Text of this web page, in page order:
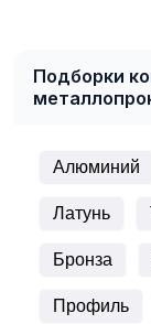
Подборки
Алюминий
Латунь
Бронза
Профиль